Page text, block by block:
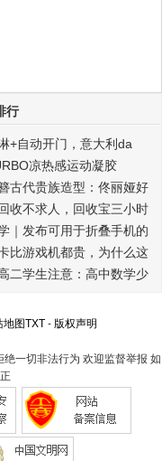
行
+自动开门，意大利da
凉热感运动凝胶
古代贵族造型：佟丽娅好
收不求人，回收宝三小时
｜发布可用于折叠手机的
比游戏机都贵，为什么这
二学生注意：高中数学少
地图TXT- 版权声明
绝一切非法行为 欢迎监督举报 如